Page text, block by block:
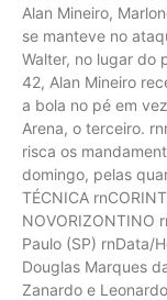
Alan Mineiro,
se manteve no
Walter, no lugar do
42, Alan Mineiro
a bola no pé em
Arena, o terceiro.
risca os
domingo, pelas
TÉCNICA
NOVORIZONTINO
Paulo (SP) rnData/
Douglas Marques
Zanardo e